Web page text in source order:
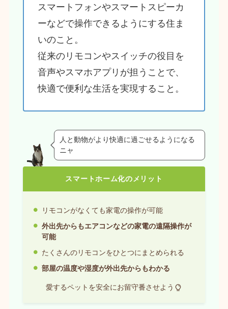
スマートフォンやスマートスピーカ
ーなどで操作できるようにする住ま
いのこと。
従来のリモコンやスイッチの役目を
音声やスマホアプリが担うことで、
快適で便利な生活を実現すること。
人と動物がより快適に過ごせるようになる
ニャ
スマートホーム化のメリット
リモコンがなくても家電の操作が可能
外出先からもエアコンなどの家電の遠隔操作が
可能
たくさんのリモコンをひとつにまとめられる
部屋の温度や湿度が外出先からもわかる
愛するペットを安全にお留守番させよう